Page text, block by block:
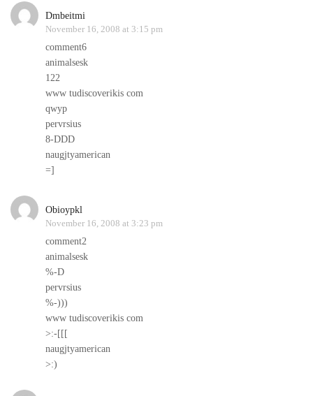
Dmbeitmi
November 16, 2008 at 3:15 pm
comment6
animalsesk
122
www tudiscoverikis com
qwyp
pervrsius
8-DDD
naugjtyamerican
=]
Obioypkl
November 16, 2008 at 3:23 pm
comment2
animalsesk
%-D
pervrsius
%-)))
www tudiscoverikis com
>:-[[[
naugjtyamerican
>:)